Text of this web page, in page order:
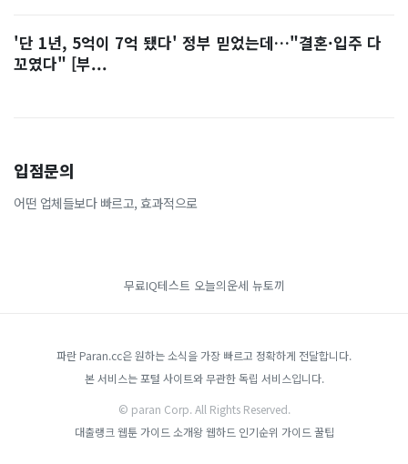
'단 1년, 5억이 7억 됐다' 정부 믿었는데…"결혼·입주 다
꼬였다" [부...
입점문의
어떤 업체들보다 빠르고, 효과적으로
무료IQ테스트 오늘의운세 뉴토끼
파란 Paran.cc은 원하는 소식을 가장 빠르고 정확하게 전달합니다.
본 서비스는 포털 사이트와 무관한 독립 서비스입니다.
© paran Corp. All Rights Reserved.
대출랭크 웹툰 가이드 소개왕 웹하드 인기순위 가이드 꿀팁